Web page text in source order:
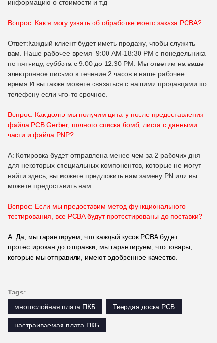
информацию о стоимости и т.д.
Вопрос: Как я могу узнать об обработке моего заказа PCBA?
Ответ:Каждый клиент будет иметь продажу, чтобы служить
вам. Наше рабочее время: 9:00 AM-18:30 PM с понедельника
по пятницу, суббота с 9:00 до 12:30 PM. Мы ответим на ваше
электронное письмо в течение 2 часов в наше рабочее
время.И вы также можете связаться с нашими продавцами по
телефону если что-то срочное.
Вопрос: Как долго мы получим цитату после предоставления
файла PCB Gerber, полного списка бомб, листа с данными
части и файла PNP?
A: Котировка будет отправлена менее чем за 2 рабочих дня,
для некоторых специальных компонентов, которые не могут
найти здесь, вы можете предложить нам замену PN или вы
можете предоставить нам.
Вопрос: Если мы предоставим метод функционального
тестирования, все PCBA будут протестированы до поставки?
A: Да, мы гарантируем, что каждый кусок PCBA будет
протестирован до отправки, мы гарантируем, что товары,
которые мы отправили, имеют одобренное качество.
Tags:
многослойная плата ПКБ
Твердая доска PCB
настраиваемая плата ПКБ